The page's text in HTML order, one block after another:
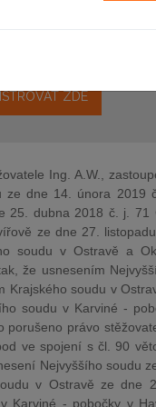
Vám zašleme
ZDE
Ing. A.W.,
dne 14. února 2019
25. dubna 2018 č. j. 71
ze dne 27.
soudu v Ostravě a
že usnesením
soudu v
soudu v Karviné -
právo
ve spojení s čl. 90
Nejvyššího soudu
v Ostravě ze
Karviné - pobočky v